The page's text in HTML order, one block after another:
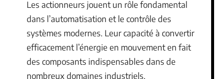
Les actionneurs jouent un rôle fondamental
dans l’automatisation et le contrôle des
systèmes modernes. Leur capacité à convertir
efficacement l’énergie en mouvement en fait
des composants indispensables dans de
nombreux domaines industriels.